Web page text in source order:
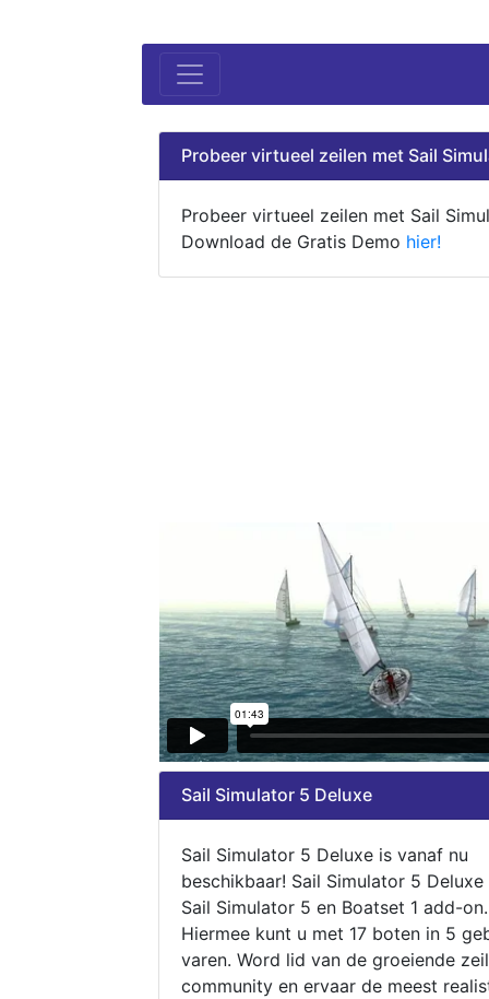
Probeer virtueel zeilen met Sail
Probeer virtueel zeilen met Sail
Download de Gratis Demo hier!
Sail Simulator 5 Deluxe
Sail Simulator 5 Deluxe is vanaf nu
beschikbaar! Sail Simulator 5
Sail Simulator 5 en Boatset 1 add-on.
Hiermee kunt u met 17 boten in 5
varen. Word lid van de groeiende zeil
community en ervaar de meest